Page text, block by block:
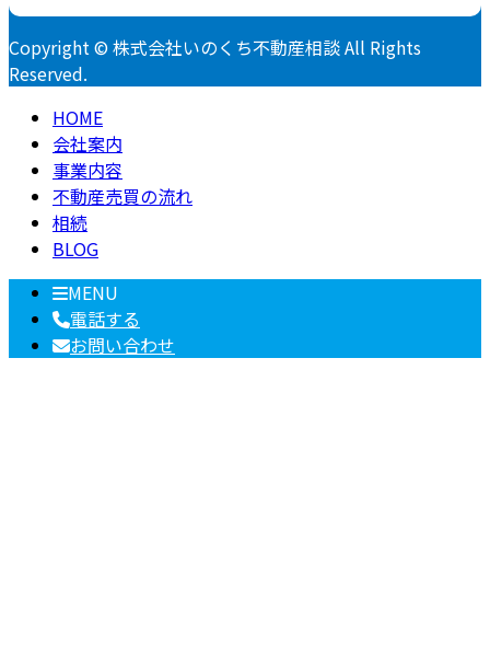
Copyright © 株式会社いのくち不動産相談 All Rights
Reserved.
HOME
会社案内
事業内容
不動産売買の流れ
相続
BLOG
MENU
電話する
お問い合わせ